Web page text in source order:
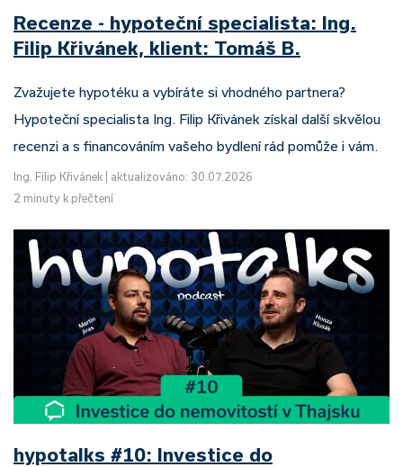
Recenze - hypoteční specialista: Ing.
Filip Křivánek, klient: Tomáš B.
Zvažujete hypotéku a vybíráte si vhodného partnera?
Hypoteční specialista Ing. Filip Křivánek získal další skvělou
recenzi a s financováním vašeho bydlení rád pomůže i vám.
Ing. Filip Křivánek
aktualizováno: 30.07.2026
2 minuty k přečtení
hypotalks #10: Investice do